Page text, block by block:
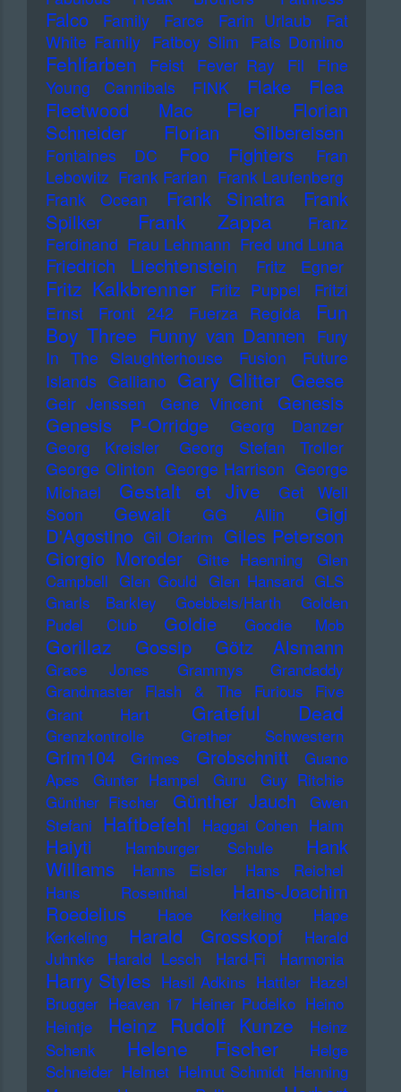
Falco Family Farce Farin Urlaub
Fat
White Family Fatboy Slim Fats Domino
Fehlfarben Feist Fever Ray Fil
Fine
Young Cannibals
FINK Flake
Flea
Fleetwood Mac
Fler
Florian
Schneider
Florian Silbereisen
Fontaines DC Foo Fighters
Fran
Lebowitz Frank Farian Frank Laufenberg
Frank Ocean
Frank Sinatra
Frank
Spilker
Frank Zappa
Franz
Ferdinand Frau Lehmann Fred und Luna
Friedrich Liechtenstein Fritz Egner
Fritz Kalkbrenner Fritz Puppel
Fritzi
Ernst
Front 242 Fuerza Regida
Fun
Boy Three Funny van Dannen Fury
In The Slaughterhouse
Fusion
Future
Islands Galliano Gary Glitter Geese
Geir Jenssen Gene Vincent
Genesis
Genesis P-Orridge
Georg Danzer
Georg Kreisler
Georg Stefan Troller
George Clinton George Harrison George
Michael
Gestalt et Jive
Get Well
Soon
Gewalt GG Allin
Gigi
D'Agostino Gil Ofarim Giles Peterson
Giorgio Moroder
Gitte Haenning
Glen
Campbell Glen Gould Glen Hansard GLS
Gnarls Barkley
Goebbels/Harth
Golden
Pudel Club
Goldie Goodie Mob
Gorillaz Gossip Götz Alsmann
Grace Jones Grammys
Grandaddy
Grandmaster Flash & The Furious Five
Grant Hart
Grateful Dead
Grenzkontrolle Grether Schwestern
Grim104 Grimes Grobschnitt
Guano
Apes
Gunter Hampel Guru
Guy Ritchie
Günther Fischer
Günther Jauch
Gwen
Stefani Haftbefehl Haggai Cohen Haim
Haiyti Hamburger Schule
Hank
Williams
Hanns Eisler
Hans Reichel
Hans Rosenthal
Hans-Joachim
Roedelius
Haoe Kerkeling
Hape
Kerkeling
Harald Grosskopf
Harald
Juhnke
Harald Lesch Hard-Fi Harmonia
Harry Styles Hasil Adkins Hattler Hazel
Brugger Heaven 17 Heiner Pudelko Heino
Heintje
Heinz Rudolf Kunze
Heinz
Schenk
Helene Fischer
Helge
Schneider Helmet Helmut Schmidt Henning